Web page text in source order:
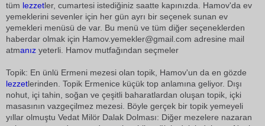
tüm lezzetler, cumartesi istediğiniz saatte kapınızda. Hamov'da ev
yemeklerini sevenler için her gün ayrı bir seçenek sunan ev
yemekleri menüsü de var. Bu menü ve tüm diğer seçeneklerden
haberdar olmak için Hamov.yemekler@gmail.com adresine mail
atmanız yeterli. Hamov mutfağından seçmeler
Topik: En ünlü Ermeni mezesi olan topik, Hamov'un da en gözde
lezzetlerinden. Topik Ermenice küçük top anlamına geliyor. Dışı
nohut, içi tahin, soğan ve çeşitli baharatlardan oluşan topik, içki
masasının vazgeçilmez mezesi. Böyle gerçek bir topik yemeyeli
yıllar olmuştu Vedat Milör Dalak Dolması: Diğer mezelere nazaran